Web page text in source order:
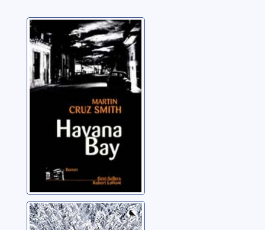
Havana Bay:
roman
Smith, Martin Cruz
Dilemme en